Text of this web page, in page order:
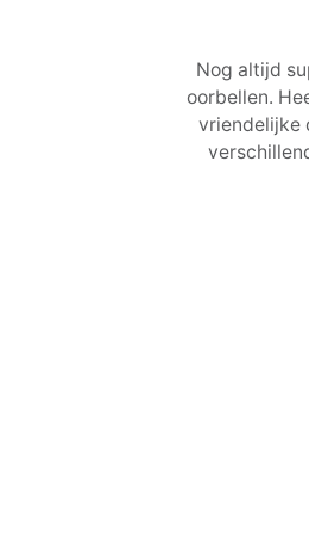
Nog altijd
oorbellen.
vriendelijke